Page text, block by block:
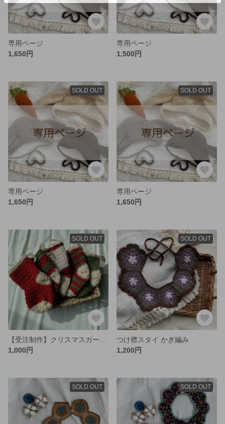
専用ページ
1,650円
専用ページ
1,500円
SOLD OUT
専用ページ
1,650円
SOLD OUT
専用ページ
1,650円
SOLD OUT
1,000円
SOLD OUT
つけ襟スタイ かぎ編み
1,200円
SOLD OUT SOLD OUT